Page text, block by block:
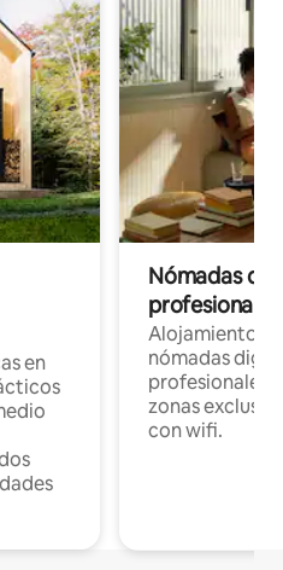
en
Nómadas
Alojamientos
nómadas
profesionales
zonas
con wifi.